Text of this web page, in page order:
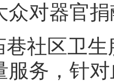
众对器官
巷社区卫
服务，针